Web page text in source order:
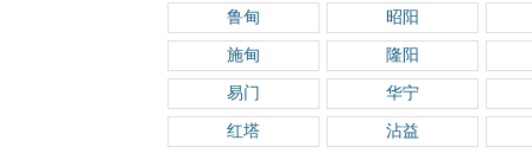
鲁甸 昭阳
施甸 隆阳
易门 华宁
红塔 沾益